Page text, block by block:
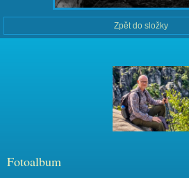
Zpět do složky
Fotoalbum